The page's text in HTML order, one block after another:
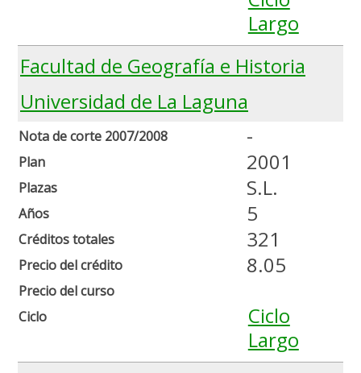
Largo
Facultad de Geografía e Historia
Universidad de La Laguna
Nota de corte 2007/2008
Plan
Plazas
Años
Créditos totales
Precio del crédito
Precio del curso
Ciclo
-
2001
S.L.
5
321
8.05
Ciclo
Largo